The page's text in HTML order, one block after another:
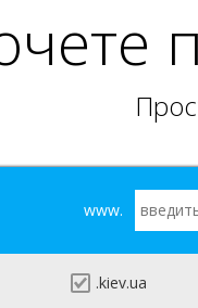
www.
.kiev.ua